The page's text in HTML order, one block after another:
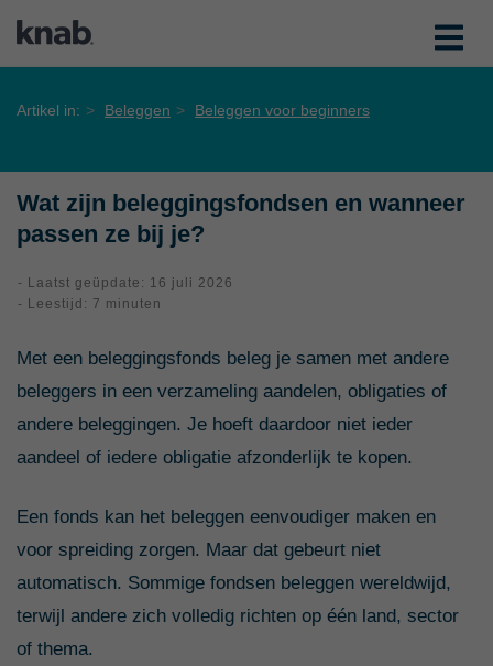
Artikel in: Beleggen Beleggen voor beginners
Wat zijn beleggingsfondsen en wanneer
passen ze bij je?
- Laatst geüpdate: 16 juli 2026
- Leestijd: 7 minuten
Met een beleggingsfonds beleg je samen met andere
beleggers in een verzameling aandelen, obligaties of
andere beleggingen. Je hoeft daardoor niet ieder
aandeel of iedere obligatie afzonderlijk te kopen.
Een fonds kan het beleggen eenvoudiger maken en
voor spreiding zorgen. Maar dat gebeurt niet
automatisch. Sommige fondsen beleggen wereldwijd,
terwijl andere zich volledig richten op één land, sector
of thema.